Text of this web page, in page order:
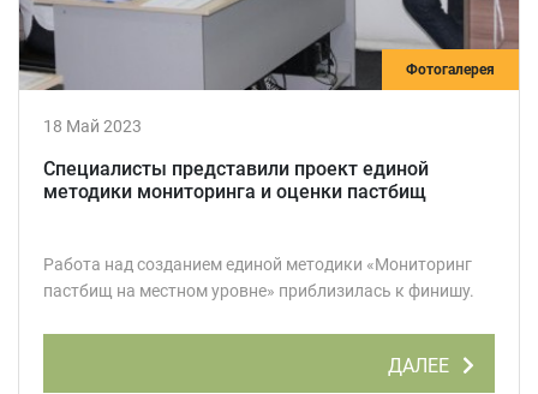
Фотогалерея
18 Май 2023
Специалисты представили проект единой
методики мониторинга и оценки пастбищ
Работа над созданием единой методики «Мониторинг
пастбищ на местном уровне» приблизилась к финишу.
ДАЛЕЕ